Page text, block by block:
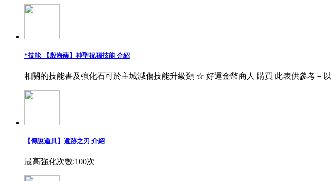
*技能-【殷海薩】神聖祝福技能 介紹
相關的技能書及強化石可於主城減傷技能升級類 ☆ 好運金幣商人 購買 此表供參考－以
【傳說道具】遺跡之刃 介紹
最高強化次數:100次